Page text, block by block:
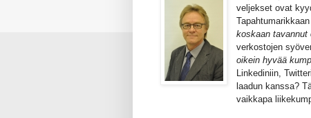
veljekset ovat
koskaan
verkostojen
oikein hyvää
Linkediniin,
laadun kanssa?
vaikkapa